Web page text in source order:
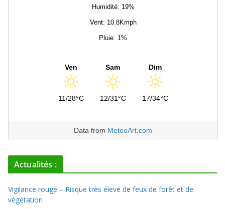
Humidité: 19%
Vent: 10.8Kmph
Pluie: 1%
Ven
11/28°C
Sam
12/31°C
Dim
17/34°C
Data from MeteoArt.com
Actualités :
Vigilance rouge – Risque très élevé de feux de forêt et de
végétation